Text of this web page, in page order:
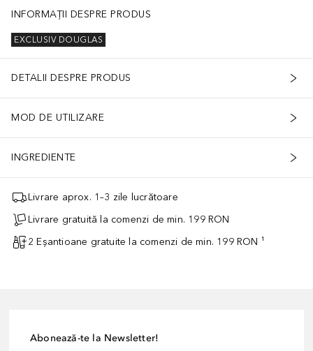
INFORMAȚII DESPRE PRODUS
EXCLUSIV DOUGLAS
DETALII DESPRE PRODUS
MOD DE UTILIZARE
INGREDIENTE
Livrare aprox. 1–3 zile lucrătoare
Livrare gratuită la comenzi de min. 199 RON
2 Eșantioane gratuite la comenzi de min. 199 RON ¹
Abonează-te la Newsletter!